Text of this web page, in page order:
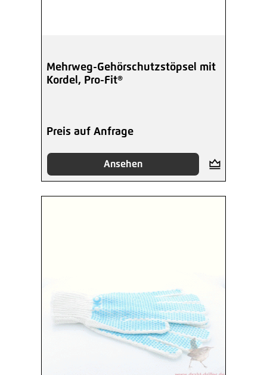
Mehrweg-Gehörschutzstöpsel mit
Kordel, Pro-Fit®
Preis auf Anfrage
Ansehen